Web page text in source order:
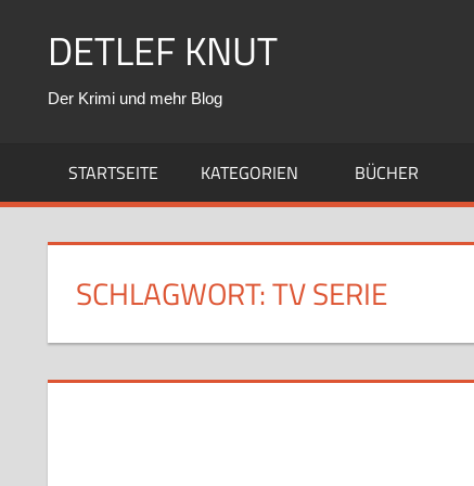
DETLEF KNUT
Der Krimi und mehr Blog
STARTSEITE KATEGORIEN BÜCHER
SCHLAGWORT:TV SERIE